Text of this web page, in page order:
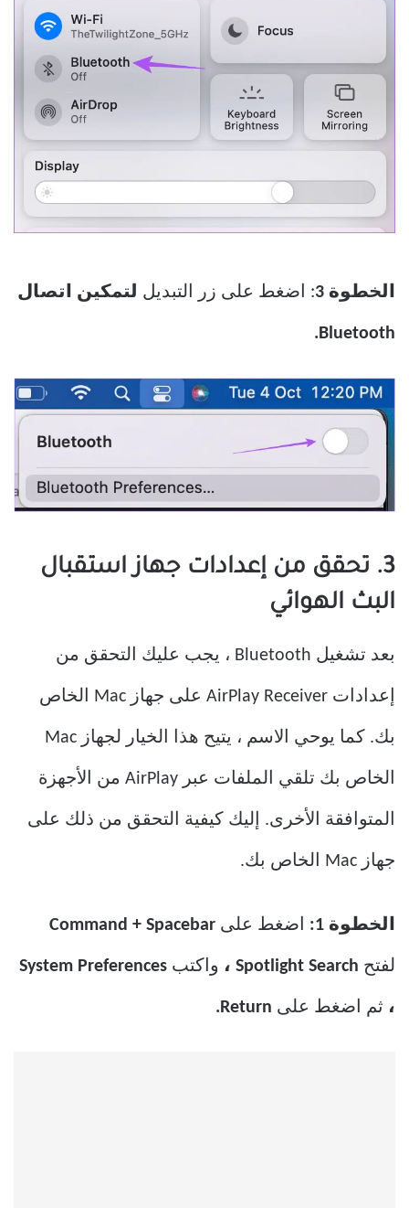
الخطوة 3 : اضغط على زر التبديل لتمكين اتصال
Bluetooth.
3. تحقق من إعدادات جهاز استقبال
البث الهوائي
بعد تشغيل Bluetooth ، يجب عليك التحقق من
إعدادات AirPlay Receiver على جهاز Mac الخاص
بك. كما يوحي الاسم ، يتيح هذا الخيار لجهاز Mac
الخاص بك تلقي الملفات عبر AirPlay من الأجهزة
المتوافقة الأخرى. إليك كيفية التحقق من ذلك على
جهاز Mac الخاص بك.
الخطوة 1: اضغط على
لفتح واكتب System Preferences
، ثم اضغط على Return.